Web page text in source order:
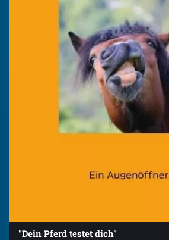
"Dein Pferd testet dich"